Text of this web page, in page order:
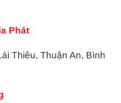
Phát
Thiêu, Thuận An, Bình